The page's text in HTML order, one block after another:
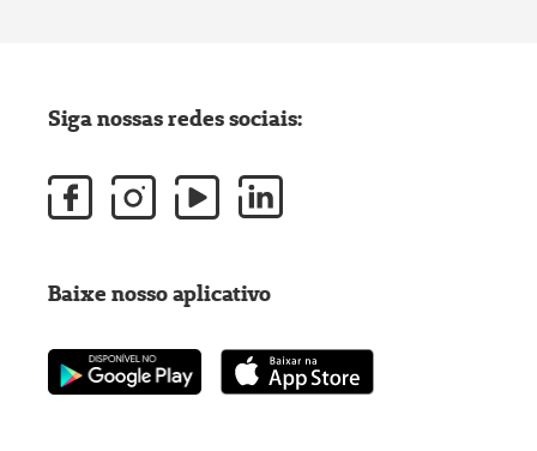
Siga nossas redes sociais:
Baixe nosso aplicativo